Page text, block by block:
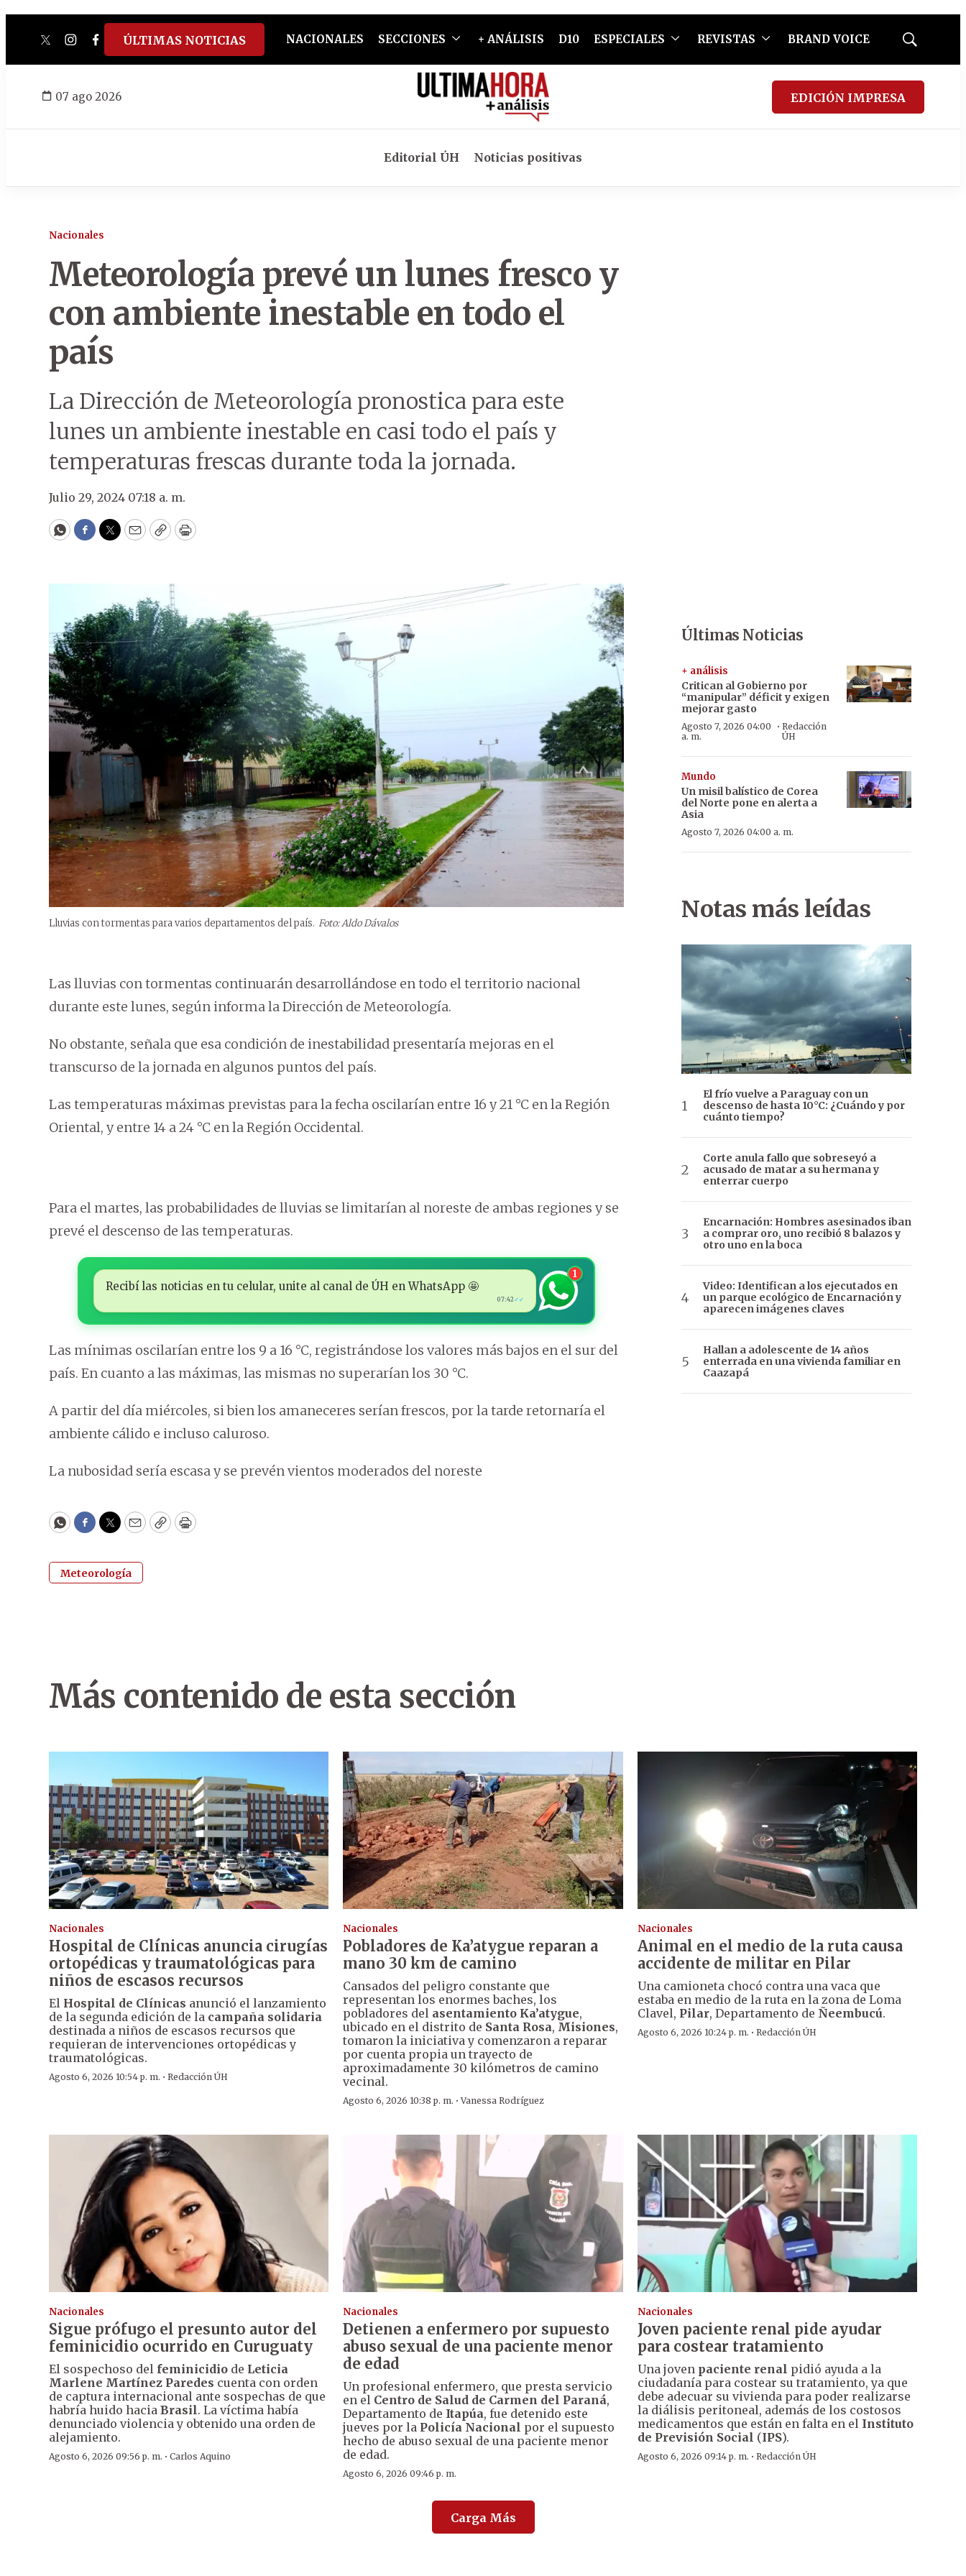
twitterinstagram
facebook
tiktokyoutube
spotify
ÚLTIMAS NOTICIAS NACIONALES SECCIONES + ANÁLISIS D10 ESPECIALES REVISTAS BRAND VOICE
Mostrar
07 ago 2026 EDICIÓN IMPRESA
Editorial ÚH Noticias positivas
Nacionales
Meteorología prevé un lunes fresco y
con ambiente inestable en todo el
país
La Dirección de Meteorología pronostica para este
lunes un ambiente inestable en casi todo el país y
temperaturas frescas durante toda la jornada.
Julio 29, 2024 07:18 a. m.
WhatsApp
Facebook
Twitter
EmailCopyPrint
Lluvias con tormentas para varios departamentos del país. Foto: Aldo Dávalos
Las lluvias con tormentas continuarán desarrollándose en todo el territorio nacional
durante este lunes, según informa la Dirección de Meteorología.
No obstante, señala que esa condición de inestabilidad presentaría mejoras en el
transcurso de la jornada en algunos puntos del país.
Las temperaturas máximas previstas para la fecha oscilarían entre 16 y 21 °C en la Región
Oriental, y entre 14 a 24 °C en la Región Occidental.
Para el martes, las probabilidades de lluvias se limitarían al noreste de ambas regiones y se
prevé el descenso de las temperaturas.
Recibí las noticias en tu celular, unite al canal de ÚH en WhatsApp 🤩
07:42✓✓
1
Las mínimas oscilarían entre los 9 a 16 °C, registrándose los valores más bajos en el sur del
país. En cuanto a las máximas, las mismas no superarían los 30 °C.
A partir del día miércoles, si bien los amaneceres serían frescos, por la tarde retornaría el
ambiente cálido e incluso caluroso.
La nubosidad sería escasa y se prevén vientos moderados del noreste
WhatsApp
Facebook
Twitter
EmailCopyPrint
Meteorología
Últimas Noticias
+ análisis
Critican al Gobierno por
“manipular” déficit y exigen
mejorar gasto
Agosto 7, 2026 04:00
a. m.
· Redacción
ÚH
Mundo
Un misil balístico de Corea
del Norte pone en alerta a
Asia
Agosto 7, 2026 04:00 a. m.
Notas más leídas
El frío vuelve a Paraguay con un
descenso de hasta 10°C: ¿Cuándo y por
cuánto tiempo?
Corte anula fallo que sobreseyó a
acusado de matar a su hermana y
enterrar cuerpo
Encarnación: Hombres asesinados iban
a comprar oro, uno recibió 8 balazos y
otro uno en la boca
Video: Identifican a los ejecutados en
un parque ecológico de Encarnación y
aparecen imágenes claves
Hallan a adolescente de 14 años
enterrada en una vivienda familiar en
Caazapá
Más contenido de esta sección
Nacionales
Hospital de Clínicas anuncia cirugías
ortopédicas y traumatológicas para
niños de escasos recursos
El Hospital de Clínicas anunció el lanzamiento
de la segunda edición de la campaña solidaria
destinada a niños de escasos recursos que
requieran de intervenciones ortopédicas y
traumatológicas.
Agosto 6, 2026 10:54 p. m. · Redacción ÚH
Nacionales
Pobladores de Ka’atygue reparan a
mano 30 km de camino
Cansados del peligro constante que
representan los enormes baches, los
pobladores del asentamiento Ka’atygue,
ubicado en el distrito de Santa Rosa, Misiones,
tomaron la iniciativa y comenzaron a reparar
por cuenta propia un trayecto de
aproximadamente 30 kilómetros de camino
vecinal.
Agosto 6, 2026 10:38 p. m. ·Vanessa Rodríguez
Nacionales
Animal en el medio de la ruta causa
accidente de militar en Pilar
Una camioneta chocó contra una vaca que
estaba en medio de la ruta en la zona de Loma
Clavel, Pilar, Departamento de Ñeembucú.
Agosto 6, 2026 10:24 p. m. · Redacción ÚH
Nacionales
Sigue prófugo el presunto autor del
feminicidio ocurrido en Curuguaty
El sospechoso del feminicidio de Leticia
Marlene Martínez Paredes cuenta con orden
de captura internacional ante sospechas de que
habría huido hacia Brasil. La víctima había
denunciado violencia y obtenido una orden de
alejamiento.
Agosto 6, 2026 09:56 p. m. · Carlos Aquino
Nacionales
Detienen a enfermero por supuesto
abuso sexual de una paciente menor
de edad
Un profesional enfermero, que presta servicio
en el Centro de Salud de Carmen del Paraná,
Departamento de Itapúa, fue detenido este
jueves por la Policía Nacional por el supuesto
hecho de abuso sexual de una paciente menor
de edad.
Agosto 6, 2026 09:46 p. m.
Nacionales
Joven paciente renal pide ayudar
para costear tratamiento
Una joven paciente renal pidió ayuda a la
ciudadanía para costear su tratamiento, ya que
debe adecuar su vivienda para poder realizarse
la diálisis peritoneal, además de los costosos
medicamentos que están en falta en el Instituto
de Previsión Social (IPS).
Agosto 6, 2026 09:14 p. m. · Redacción ÚH
Carga Más